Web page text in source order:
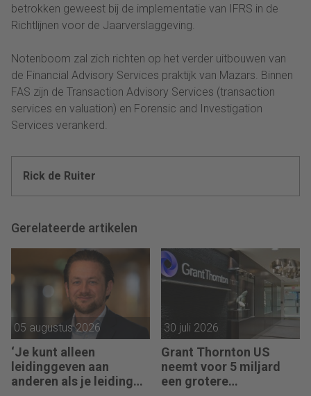
betrokken geweest bij de implementatie van IFRS in de
Richtlijnen voor de Jaarverslaggeving.
Notenboom zal zich richten op het verder uitbouwen van
de Financial Advisory Services praktijk van Mazars. Binnen
FAS zijn de Transaction Advisory Services (transaction
services en valuation) en Forensic and Investigation
Services verankerd.
Rick de Ruiter
Gerelateerde artikelen
05 augustus 2026
‘Je kunt alleen
leidinggeven aan
anderen als je leiding
30 juli 2026
Grant Thornton US
neemt voor 5 miljard
een grotere